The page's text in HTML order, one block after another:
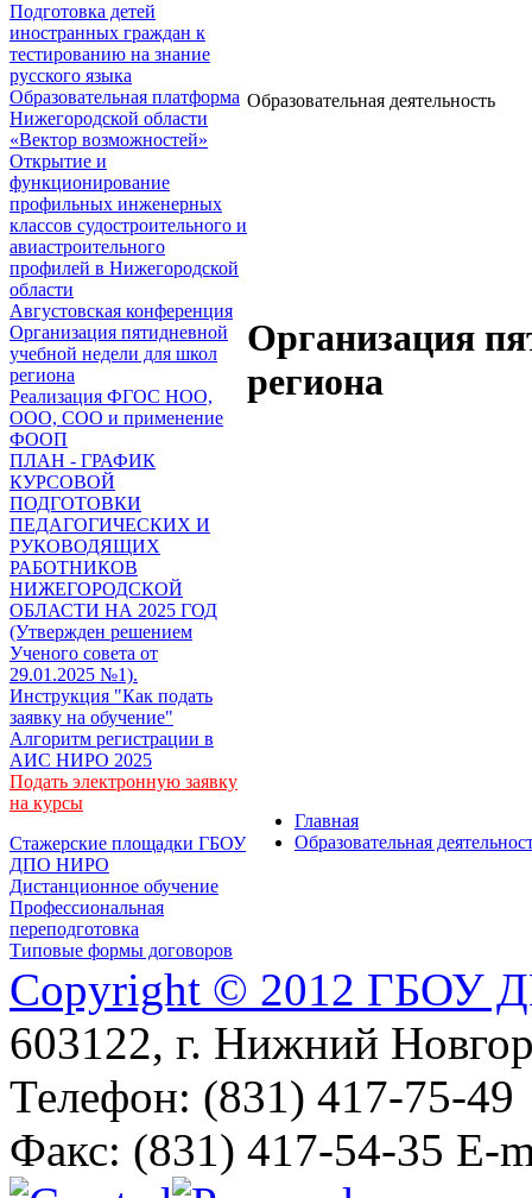
Подготовка детей
иностранных граждан к
тестированию на знание
русского языка
Образовательная платформа
Нижегородской области
«Вектор возможностей»
Открытие и
функционирование
профильных инженерных
классов судостроительного и
авиастроительного
профилей в Нижегородской
области
Августовская конференция
Организация пятидневной
учебной недели для школ
региона
Реализация ФГОС НОО,
ООО, СОО и применение
ФООП
ПЛАН - ГРАФИК
КУРСОВОЙ
ПОДГОТОВКИ
ПЕДАГОГИЧЕСКИХ И
РУКОВОДЯЩИХ
РАБОТНИКОВ
НИЖЕГОРОДСКОЙ
ОБЛАСТИ НА 2025 ГОД
(Утвержден решением
Ученого совета от
29.01.2025 №1).
Инструкция "Как подать
заявку на обучение"
Алгоритм регистрации в
АИС НИРО 2025
Подать электронную заявку
на курсы
Стажерские площадки ГБОУ
ДПО НИРО
Дистанционное обучение
Профессиональная
переподготовка
Типовые формы договоров
Образовательная деятельность
Организация
региона
Главная
Образовательная
Copyright © 2012 ГБОУ
603122, г. Нижний
Телефон: (831) 417-75-49
Факс: (831) 417-54-35 E-